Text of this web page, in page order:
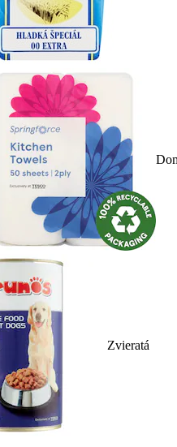
Zvieratá